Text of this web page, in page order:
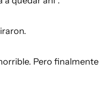
Pero finalmente